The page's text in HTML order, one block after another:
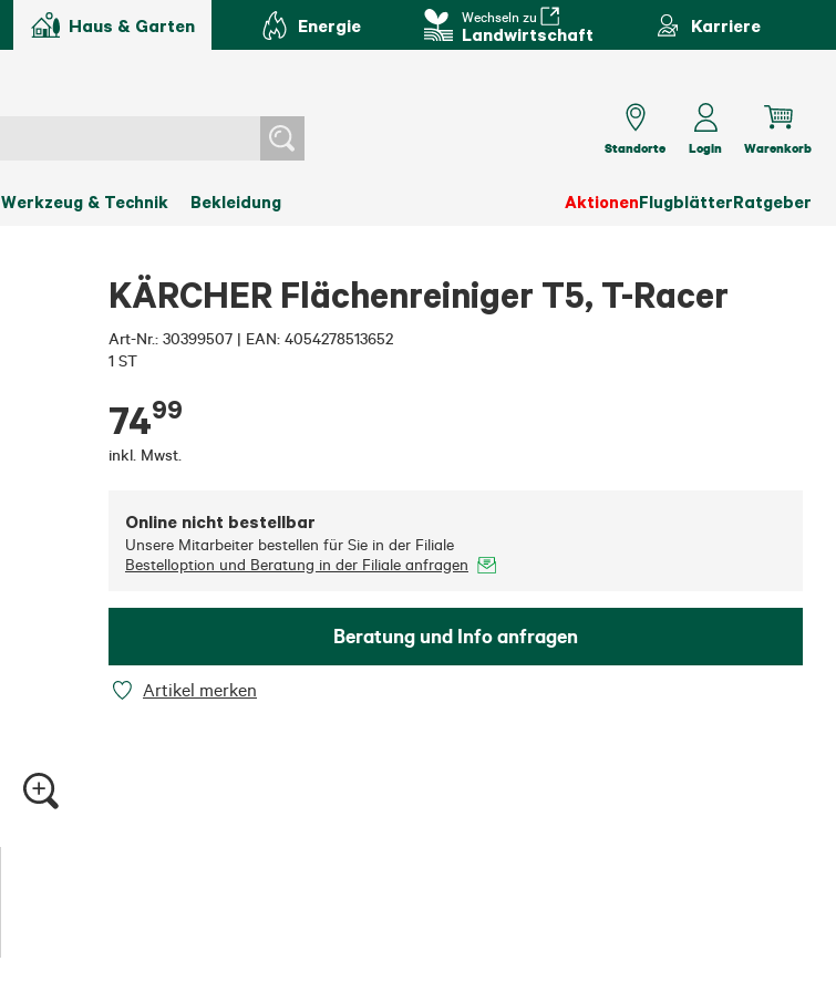
Haus & Garten Energie Wechseln zu
Landwirtschaft Karriere
Werkzeug & Technik Bekleidung AktionenFlugblätterRatgeber
Standorte Login Warenkorb
KÄRCHER Flächenreiniger T5, T-Racer
Art-Nr.: 30399507 | EAN: 4054278513652
1 ST
7499
inkl. Mwst.
Online nicht bestellbar
Unsere Mitarbeiter bestellen für Sie in der Filiale
Bestelloption und Beratung in der Filiale anfragen
Beratung und Info anfragen
Artikel merken